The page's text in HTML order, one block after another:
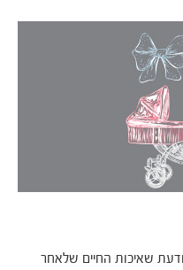
שאיכות החיים שלאחר